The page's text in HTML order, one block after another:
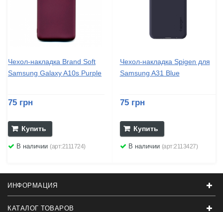
Чехол-накладка Brand Soft
Samsung Galaxy A10s Purple
75 грн
Купить
В наличии (арт:2111724)
Чехол-накладка Spigen для
Samsung A31 Blue
75 грн
Купить
В наличии (арт:2113427)
ИНФОРМАЦИЯ
КАТАЛОГ ТОВАРОВ